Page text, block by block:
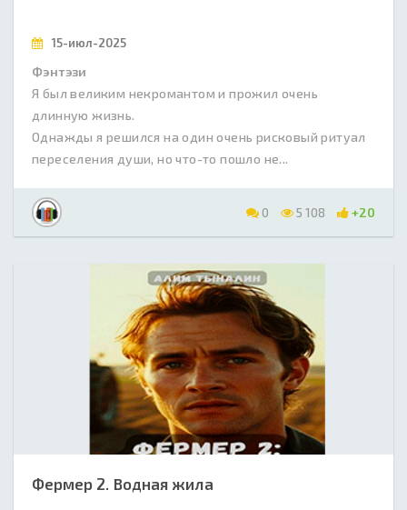
15-июл-2025
Фэнтэзи
Я был великим некромантом и прожил очень
длинную жизнь.
Однажды я решился на один очень рисковый ритуал
переселения души, но что-то пошло не...
0 5 108 +20
Фермер 2. Водная жила